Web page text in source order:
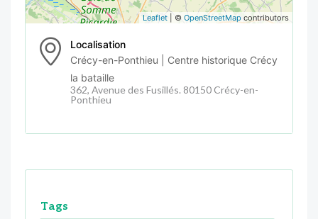
Leaflet | © OpenStreetMap contributors
Localisation
Crécy-en-Ponthieu | Centre historique Crécy
la bataille
362, Avenue des Fusillés. 80150 Crécy-en-
Ponthieu
Tags